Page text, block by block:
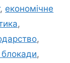
, економічне
,
,
блокади,